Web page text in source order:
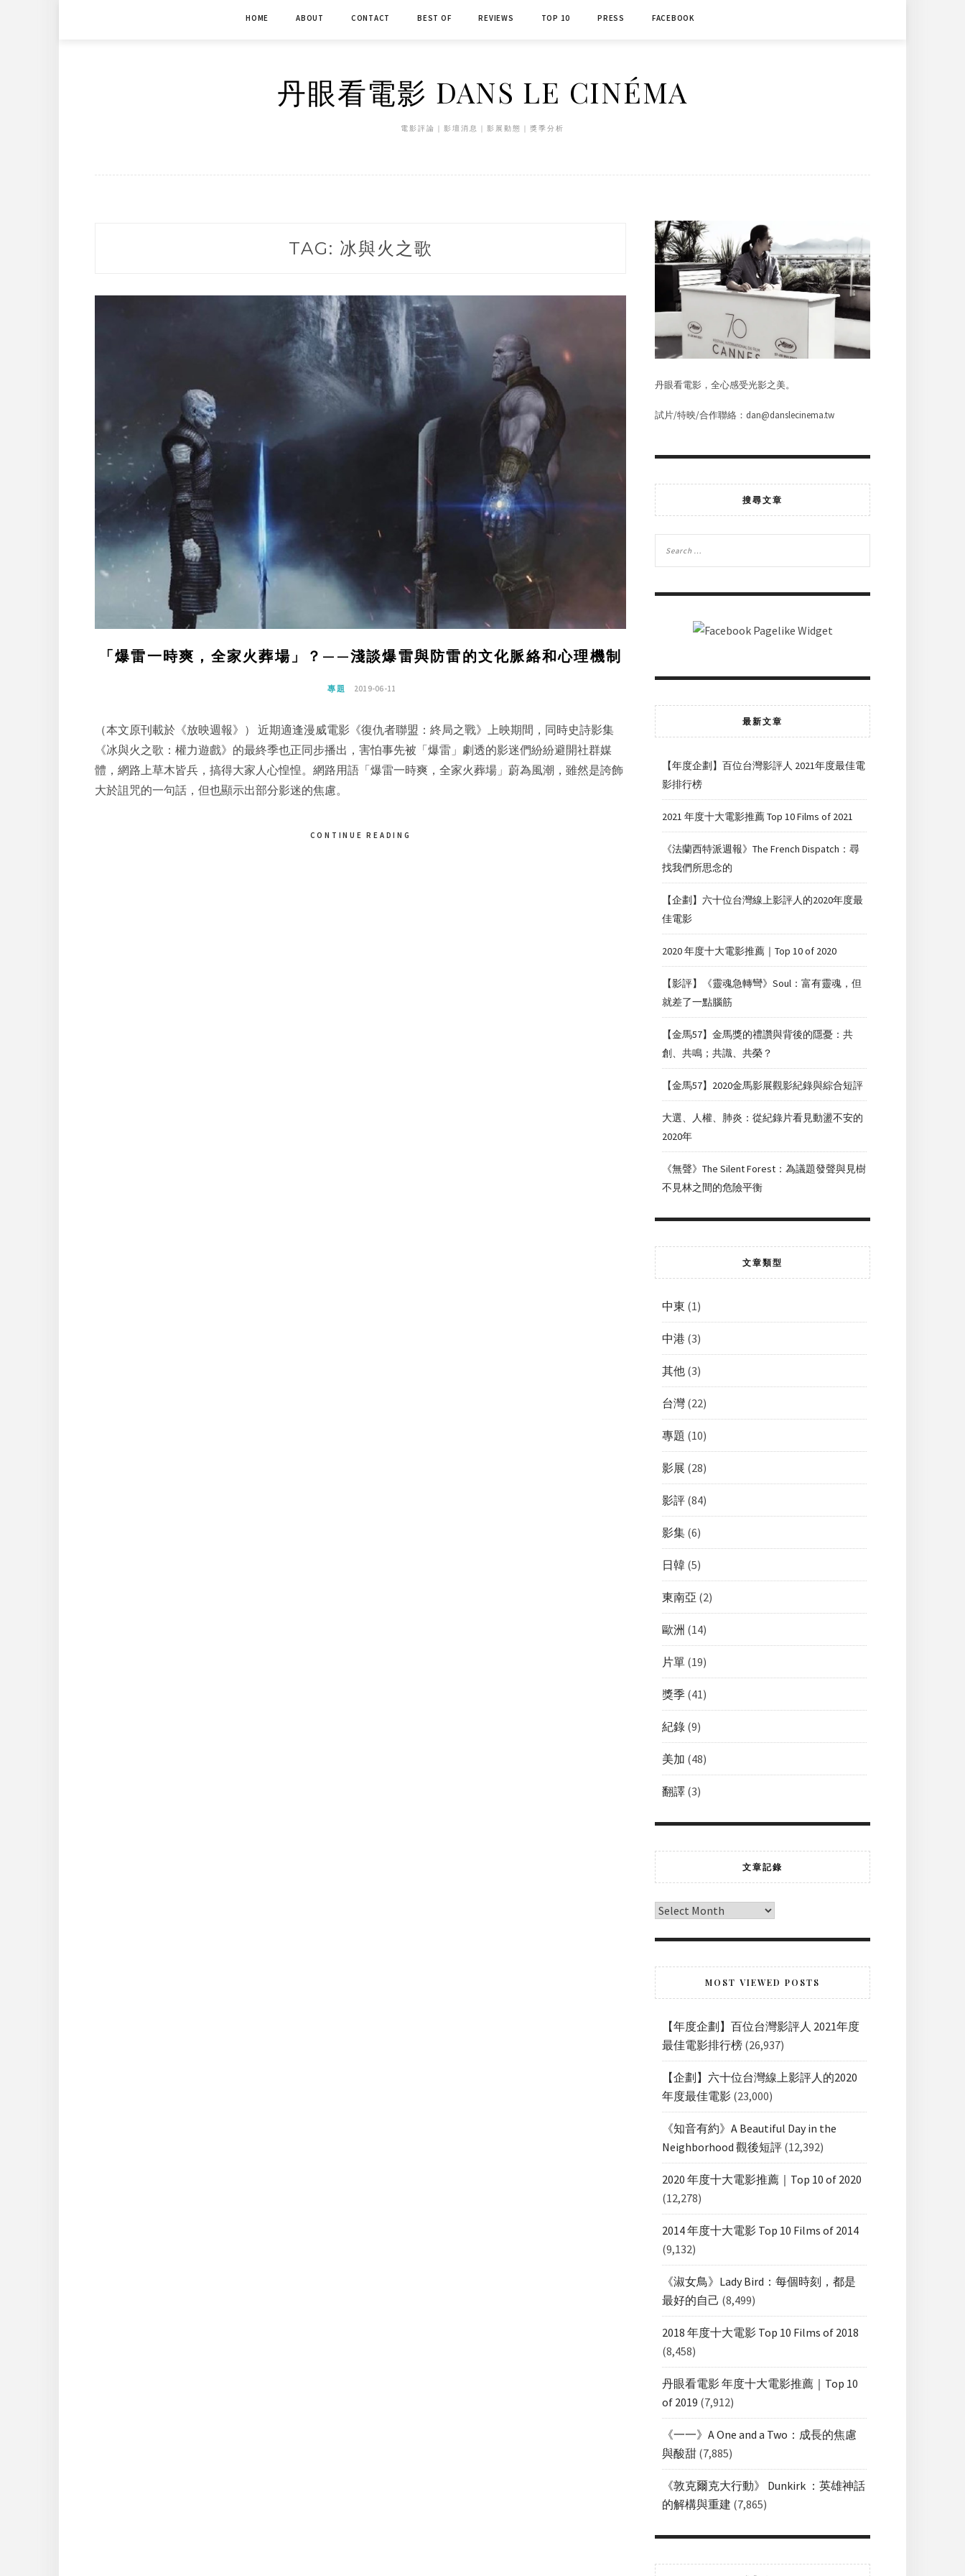
HOME ABOUT CONTACT BEST OF REVIEWS TOP 10 PRESS FACEBOOK
丹眼看電影 DANS LE CINÉMA
電影評論｜影壇消息｜影展動態｜獎季分析
TAG: 冰與火之歌
「爆雷一時爽，全家火葬場」？——淺談爆雷與防雷的文化脈絡和心理機制
專題 2019-06-11
（本文原刊載於《放映週報》） 近期適逢漫威電影《復仇者聯盟：終局之戰》上映期間，同時史詩影集
《冰與火之歌：權力遊戲》的最終季也正同步播出，害怕事先被「爆雷」劇透的影迷們紛紛避開社群媒
體，網路上草木皆兵，搞得大家人心惶惶。網路用語「爆雷一時爽，全家火葬場」蔚為風潮，雖然是誇飾
大於詛咒的一句話，但也顯示出部分影迷的焦慮。
CONTINUE READING
丹眼看電影，全心感受光影之美。
試片/特映/合作聯絡：dan@danslecinema.tw
搜尋文章
最新文章
【年度企劃】百位台灣影評人 2021年度最佳電
影排行榜
2021 年度十大電影推薦 Top 10 Films of 2021
《法蘭西特派週報》The French Dispatch：尋
找我們所思念的
【企劃】六十位台灣線上影評人的2020年度最
佳電影
2020 年度十大電影推薦｜Top 10 of 2020
【影評】《靈魂急轉彎》Soul：富有靈魂，但
就差了一點腦筋
【金馬57】金馬獎的禮讚與背後的隱憂：共
創、共鳴；共識、共榮？
【金馬57】2020金馬影展觀影紀錄與綜合短評
大選、人權、肺炎：從紀錄片看見動盪不安的
2020年
《無聲》The Silent Forest：為議題發聲與見樹
不見林之間的危險平衡
文章類型
中東 (1)
中港 (3)
其他 (3)
台灣 (22)
專題 (10)
影展 (28)
影評 (84)
影集 (6)
日韓 (5)
東南亞 (2)
歐洲 (14)
片單 (19)
獎季 (41)
紀錄 (9)
美加 (48)
翻譯 (3)
文章記錄
MOST VIEWED POSTS
【年度企劃】百位台灣影評人 2021年度
最佳電影排行榜 (26,937)
【企劃】六十位台灣線上影評人的2020
年度最佳電影 (23,000)
《知音有約》A Beautiful Day in the
Neighborhood 觀後短評 (12,392)
2020 年度十大電影推薦｜Top 10 of 2020
(12,278)
2014 年度十大電影 Top 10 Films of 2014
(9,132)
《淑女鳥》Lady Bird：每個時刻，都是
最好的自己 (8,499)
2018 年度十大電影 Top 10 Films of 2018
(8,458)
丹眼看電影 年度十大電影推薦｜Top 10
of 2019 (7,912)
《一一》A One and a Two：成長的焦慮
與酸甜 (7,885)
《敦克爾克大行動》 Dunkirk ：英雄神話
的解構與重建 (7,865)